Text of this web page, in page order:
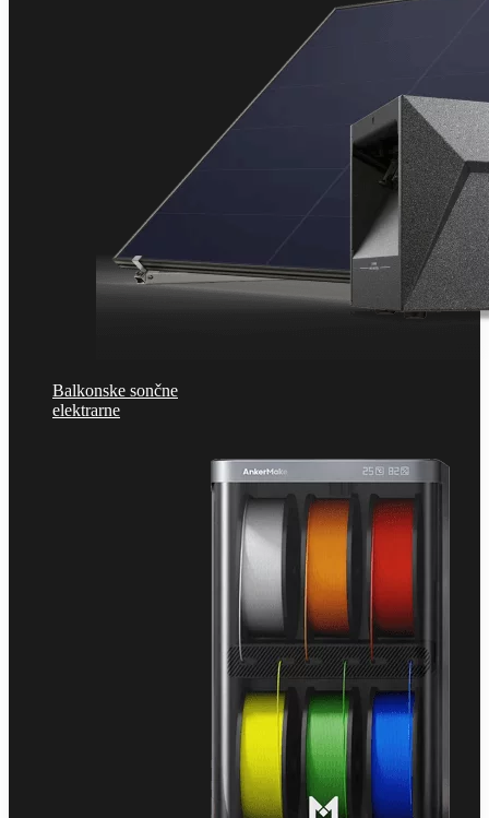
Balkonske sončne
elektrarne